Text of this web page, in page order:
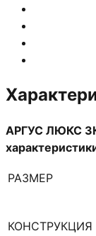
ЭЛЕГАНТ
Белый
софт
АРГУС ЛЮКС
РАЗМЕР
КОНСТРУКЦИЯ